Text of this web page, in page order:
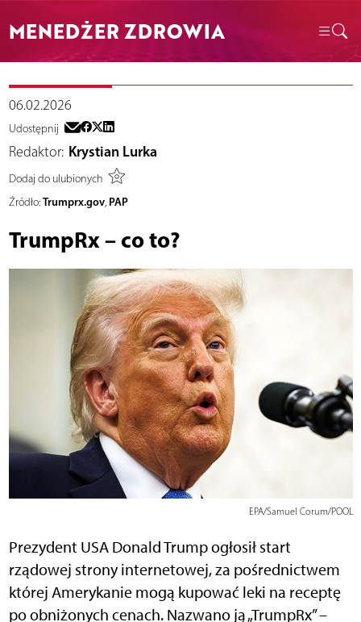
MENEDŻER ZDROWIA
06.02.2026
Udostępnij
Redaktor: Krystian Lurka
Dodaj do ulubionych
Źródło: Trumprx.gov, PAP
TrumpRx – co to?
EPA/Samuel Corum/POOL
Prezydent USA Donald Trump ogłosił start
rządowej strony internetowej, za pośrednictwem
której Amerykanie mogą kupować leki na receptę
po obniżonych cenach. Nazwano ją „TrumpRx” –